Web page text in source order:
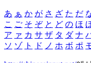
あ ぁ か が さ ざ た だ
こ ご そ ぞ と ど の ほ
ア ァ カ サ ザ タ ダ ナ
ソ ゾ ト ド ノ ホ ボ ポ